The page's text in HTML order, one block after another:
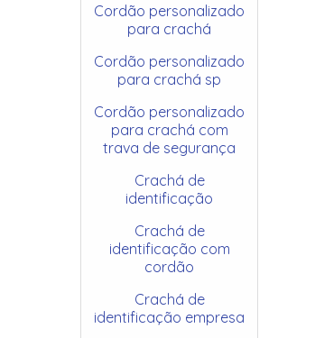
Cordão personalizado
para crachá
Cordão personalizado
para crachá sp
Cordão personalizado
para crachá com
trava de segurança
Crachá de
identificação
Crachá de
identificação com
cordão
Crachá de
identificação empresa